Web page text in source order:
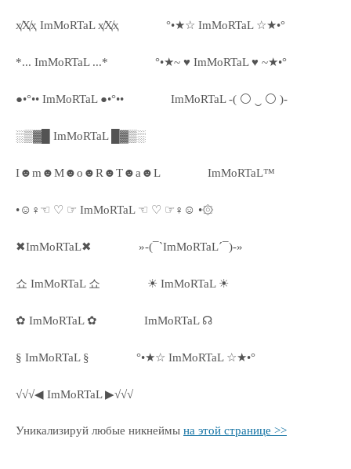
ҳ̸Ҳ̸ҳ ImMoRTaL ҳ̸Ҳ̸ҳ °•★☆ ImMoRTaL ☆★•°
*... ImMoRTaL ...* °•★~ ♥ ImMoRTaL ♥ ~★•°
●•°•• ImMoRTaL ●•°•• ImMoRTaL -( ⚪ ‿ ⚪ )-
░▒▓█ ImMoRTaL █▓▒░
I☻m☻M☻o☻R☻T☻a☻L ImMoRTaL™
•☺♀☜ ♡ ☞ ImMoRTaL ☜ ♡ ☞♀☺ •۞
✖ImMoRTaL✖ »-(¯`ImMoRTaL´¯)-»
쇼 ImMoRTaL 쇼 ☀ ImMoRTaL ☀
✿ ImMoRTaL ✿ ImMoRTaL ☊
§ ImMoRTaL § °•★☆ ImMoRTaL ☆★•°
√√√◀ ImMoRTaL ▶√√√
Уникализируй любые никнеймы на этой странице >>